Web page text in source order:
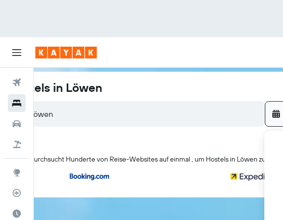
Flüge
Hostels in Löwen
KAYAK durchsucht Hunderte von Reise-Websites auf einmal , um Hostels in Löwen zu finden